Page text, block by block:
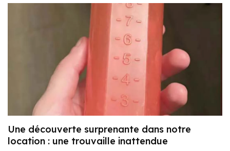
Une découverte surprenante dans notre
location : une trouvaille inattendue